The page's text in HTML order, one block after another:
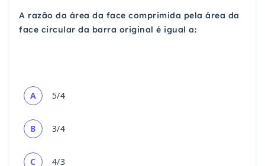
A razão da área da face comprimida pela área da
face circular da barra original é igual a:
A 5/4
B 3/4
C 4/3